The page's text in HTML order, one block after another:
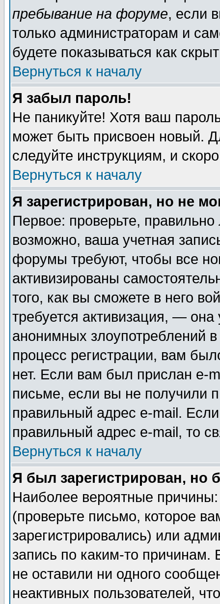
пребывание на форуме, если
только администраторам и
будете показываться как
Вернуться к началу
Я забыл пароль!
Не паникуйте! Хотя ваш
может быть присвоен новый.
следуйте инструкциям, и
Вернуться к началу
Я зарегистрирован, но не
Первое: проверьте,
возможно, ваша учетная
форумы требуют, чтобы все
активизированы
того, как вы сможете в него
требуется активизация, —
анонимных злоупотреблений
процесс регистрации, вам
нет. Если вам был прислан e-
письме, если вы не получили
правильный адрес e-mail.
правильный адрес e-mail, то
Вернуться к началу
Я был зарегистрирован, но
Наиболее вероятные
(проверьте письмо, которое
зарегистрировались) или
запись по каким-то
не оставили ни одного
неактивных пользователей,